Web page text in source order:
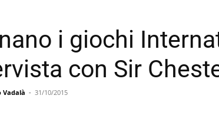
i giochi
con Sir
Vadalà - 31/10/2015